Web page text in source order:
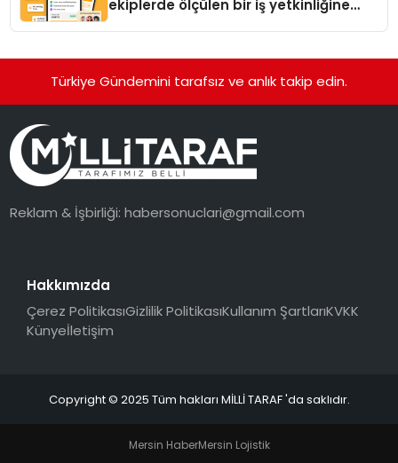
ekiplerde ölçülen bir iş yetkinliğine
Türkiye Gündemini tarafsız ve anlık takip edin.
Reklam & İşbirliği:habersonuclari@gmail.com
Hakkımızda
Çerez PolitikasıGizlilik PolitikasıKullanım ŞartlarıKVKK
Künyeİletişim
Copyright © 2025 Tüm hakları MİLLİ TARAF 'da saklıdır.
Mersin HaberMersin Lojistik